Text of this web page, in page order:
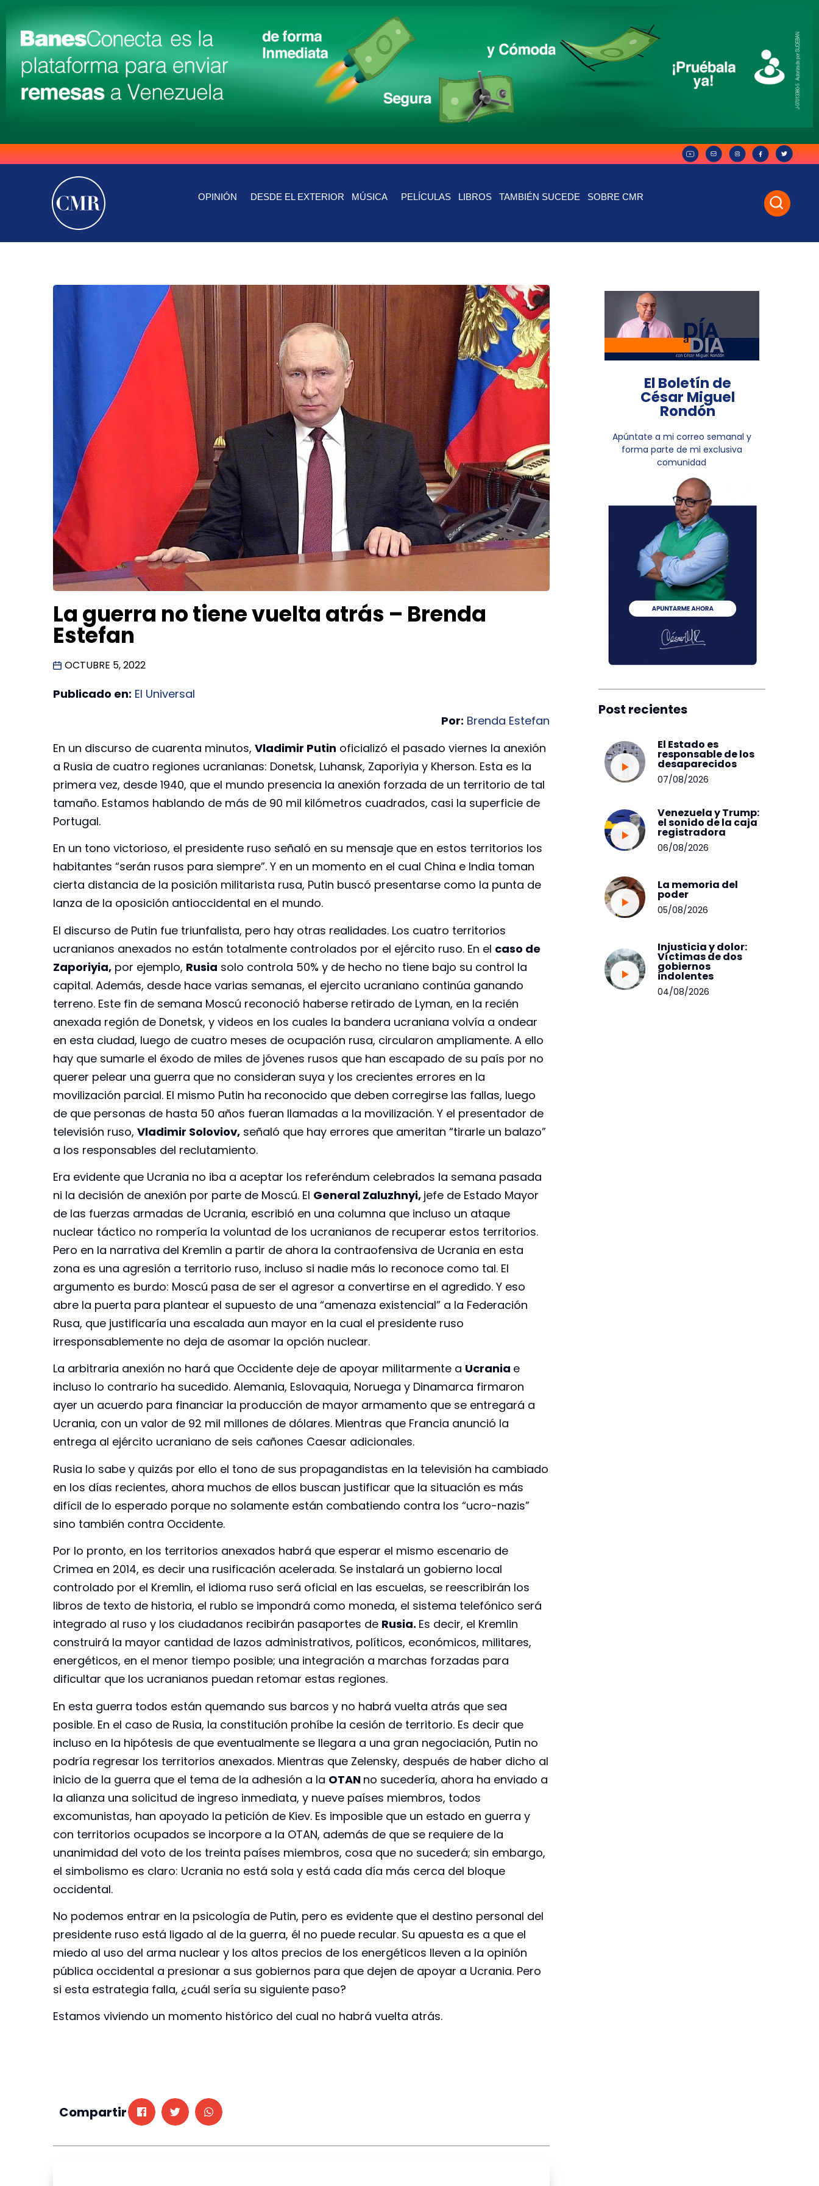
OPINIÓN DESDE EL EXTERIOR MÚSICA PELÍCULAS LIBROS TAMBIÉN SUCEDE SOBRE CMR
La guerra no tiene vuelta atrás – Brenda
Estefan
OCTUBRE 5, 2022
Publicado en: El Universal
Por: Brenda Estefan
En un discurso de cuarenta minutos, Vladimir Putin oficializó el pasado viernes la anexión
a Rusia de cuatro regiones ucranianas: Donetsk, Luhansk, Zaporiyia y Kherson. Esta es la
primera vez, desde 1940, que el mundo presencia la anexión forzada de un territorio de tal
tamaño. Estamos hablando de más de 90 mil kilómetros cuadrados, casi la superficie de
Portugal.
En un tono victorioso, el presidente ruso señaló en su mensaje que en estos territorios los
habitantes “serán rusos para siempre”. Y en un momento en el cual China e India toman
cierta distancia de la posición militarista rusa, Putin buscó presentarse como la punta de
lanza de la oposición antioccidental en el mundo.
El discurso de Putin fue triunfalista, pero hay otras realidades. Los cuatro territorios
ucranianos anexados no están totalmente controlados por el ejército ruso. En el caso de
Zaporiyia, por ejemplo, Rusia solo controla 50% y de hecho no tiene bajo su control la
capital. Además, desde hace varias semanas, el ejercito ucraniano continúa ganando
terreno. Este fin de semana Moscú reconoció haberse retirado de Lyman, en la recién
anexada región de Donetsk, y videos en los cuales la bandera ucraniana volvía a ondear
en esta ciudad, luego de cuatro meses de ocupación rusa, circularon ampliamente. A ello
hay que sumarle el éxodo de miles de jóvenes rusos que han escapado de su país por no
querer pelear una guerra que no consideran suya y los crecientes errores en la
movilización parcial. El mismo Putin ha reconocido que deben corregirse las fallas, luego
de que personas de hasta 50 años fueran llamadas a la movilización. Y el presentador de
televisión ruso, Vladimir Soloviov, señaló que hay errores que ameritan “tirarle un balazo”
a los responsables del reclutamiento.
Era evidente que Ucrania no iba a aceptar los referéndum celebrados la semana pasada
ni la decisión de anexión por parte de Moscú. El General Zaluzhnyi, jefe de Estado Mayor
de las fuerzas armadas de Ucrania, escribió en una columna que incluso un ataque
nuclear táctico no rompería la voluntad de los ucranianos de recuperar estos territorios.
Pero en la narrativa del Kremlin a partir de ahora la contraofensiva de Ucrania en esta
zona es una agresión a territorio ruso, incluso si nadie más lo reconoce como tal. El
argumento es burdo: Moscú pasa de ser el agresor a convertirse en el agredido. Y eso
abre la puerta para plantear el supuesto de una “amenaza existencial” a la Federación
Rusa, que justificaría una escalada aun mayor en la cual el presidente ruso
irresponsablemente no deja de asomar la opción nuclear.
La arbitraria anexión no hará que Occidente deje de apoyar militarmente a Ucrania e
incluso lo contrario ha sucedido. Alemania, Eslovaquia, Noruega y Dinamarca firmaron
ayer un acuerdo para financiar la producción de mayor armamento que se entregará a
Ucrania, con un valor de 92 mil millones de dólares. Mientras que Francia anunció la
entrega al ejército ucraniano de seis cañones Caesar adicionales.
Rusia lo sabe y quizás por ello el tono de sus propagandistas en la televisión ha cambiado
en los días recientes, ahora muchos de ellos buscan justificar que la situación es más
difícil de lo esperado porque no solamente están combatiendo contra los “ucro-nazis”
sino también contra Occidente.
Por lo pronto, en los territorios anexados habrá que esperar el mismo escenario de
Crimea en 2014, es decir una rusificación acelerada. Se instalará un gobierno local
controlado por el Kremlin, el idioma ruso será oficial en las escuelas, se reescribirán los
libros de texto de historia, el rublo se impondrá como moneda, el sistema telefónico será
integrado al ruso y los ciudadanos recibirán pasaportes de Rusia. Es decir, el Kremlin
construirá la mayor cantidad de lazos administrativos, políticos, económicos, militares,
energéticos, en el menor tiempo posible; una integración a marchas forzadas para
dificultar que los ucranianos puedan retomar estas regiones.
En esta guerra todos están quemando sus barcos y no habrá vuelta atrás que sea
posible. En el caso de Rusia, la constitución prohíbe la cesión de territorio. Es decir que
incluso en la hipótesis de que eventualmente se llegara a una gran negociación, Putin no
podría regresar los territorios anexados. Mientras que Zelensky, después de haber dicho al
inicio de la guerra que el tema de la adhesión a la OTAN no sucedería, ahora ha enviado a
la alianza una solicitud de ingreso inmediata, y nueve países miembros, todos
excomunistas, han apoyado la petición de Kiev. Es imposible que un estado en guerra y
con territorios ocupados se incorpore a la OTAN, además de que se requiere de la
unanimidad del voto de los treinta países miembros, cosa que no sucederá; sin embargo,
el simbolismo es claro: Ucrania no está sola y está cada día más cerca del bloque
occidental.
No podemos entrar en la psicología de Putin, pero es evidente que el destino personal del
presidente ruso está ligado al de la guerra, él no puede recular. Su apuesta es a que el
miedo al uso del arma nuclear y los altos precios de los energéticos lleven a la opinión
pública occidental a presionar a sus gobiernos para que dejen de apoyar a Ucrania. Pero
si esta estrategia falla, ¿cuál sería su siguiente paso?
Estamos viviendo un momento histórico del cual no habrá vuelta atrás.
Compartir
El Boletín de
César Miguel
Rondón
Apúntate a mi correo semanal y
forma parte de mi exclusiva
comunidad
Post recientes
El Estado es
responsable de los
desaparecidos
07/08/2026
Venezuela y Trump:
el sonido de la caja
registradora
06/08/2026
La memoria del
poder
05/08/2026
Injusticia y dolor:
Víctimas de dos
gobiernos
indolentes
04/08/2026